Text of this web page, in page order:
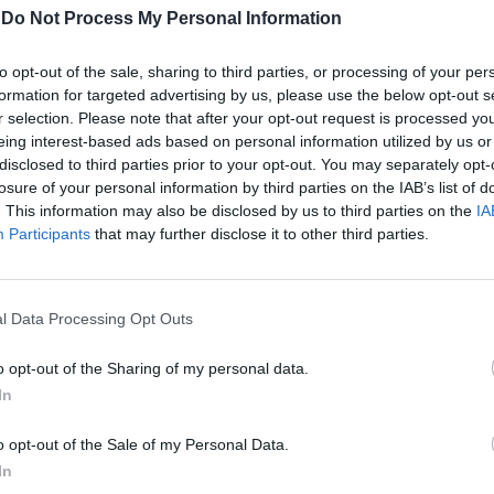
Do Not Process My Personal Information
opt-out of the sale, sharing to third parties, or processing of your
for targeted advertising by us, please use the below opt-out
selection. Please note that after your opt-out request is processed
interest-based ads based on personal information utilized by us
to third parties prior to your opt-out. You may separately
of your personal information by third parties on the IAB’s list of
This information may also be disclosed by us to third parties on the
Participants that may further disclose it to other third parties.
Data Processing Opt Outs
opt-out of the Sharing of my personal data.
opt-out of the Sale of my Personal Data.
tizio a bordo della strada che si
per scusarsi della disattenzione al
ecco spuntare un uomo distinto ed
un cappotto nero. Nonostante la
copra parzialmente il suo volto, non ci
quell'uomo è il premier Mario Draghi. Da
arriva la conferma: si tratta di un
non grave per fortuna, avvenuto
macchina di una signora. Draghi è
poi sono partite le varie pratiche sulla
amichevole del sinistro stradale.
è rimasto ferito. E la
vista del premier, avrà sicuramente
la rabbia: una comune seccatura si è
in un aneddoto da raccontare.
"mi ricordo quando Mario Draghi mi
Rudy Giuliani a Come States?
Trump, Meloni e la strategia